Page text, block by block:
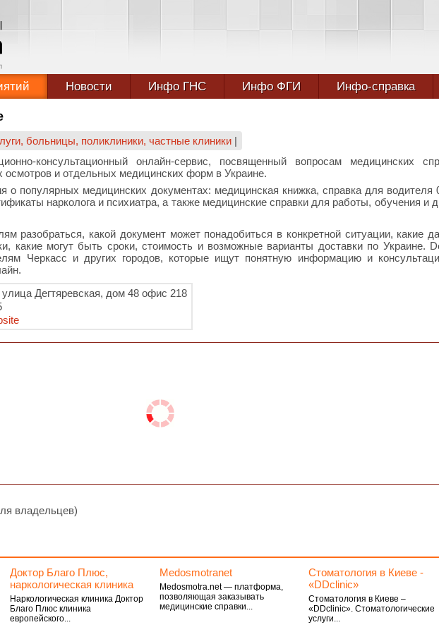
Новости Инфо ГНС Инфо ФГИ Инфо-справка
больницы, поликлиники, частные клиники |
консультационный онлайн-сервис, посвященный вопросам медицинских
осмотров и отдельных медицинских форм в Украине.
о популярных медицинских документах: медицинская книжка, справка для водителя
нарколога и психиатра, а также медицинские справки для работы, обучения и
разобраться, какой документ может понадобиться в конкретной ситуации, какие
какие могут быть сроки, стоимость и возможные варианты доставки по Украине.
Черкасс и других городов, которые ищут понятную информацию и
Дегтяревская, дом 48 офис 218
владельцев)
Доктор Благо Плюс,
наркологическая клиника
Наркологическая клиника Доктор
Благо Плюс клиника
европейского...
Medosmotranet
Medosmotra.net — платформа,
позволяющая заказывать
медицинские справки...
Стоматология в Киеве -
«DDclinic»
Стоматология в Киеве –
«DDclinic». Стоматологические
услуги...